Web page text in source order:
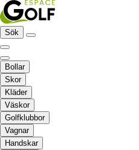
Sök
Bollar
Skor
Kläder
Väskor
Golfklubbor
Vagnar
Handskar